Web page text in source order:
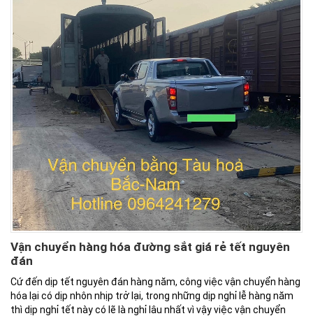
Vận chuyển hàng hóa đường sắt giá rẻ tết nguyên
đán
Cứ đến dịp tết nguyên đán hàng năm, công việc vận chuyển hàng
hóa lại có dịp nhôn nhịp trở lại, trong những dịp nghỉ lễ hàng năm
thì dịp nghỉ tết này có lẽ là nghỉ lâu nhất vì vậy việc vận chuyển